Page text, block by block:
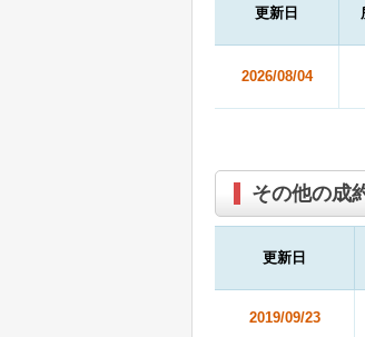
更新日
2026/08/04
その他の成
更新日
2019/09/23